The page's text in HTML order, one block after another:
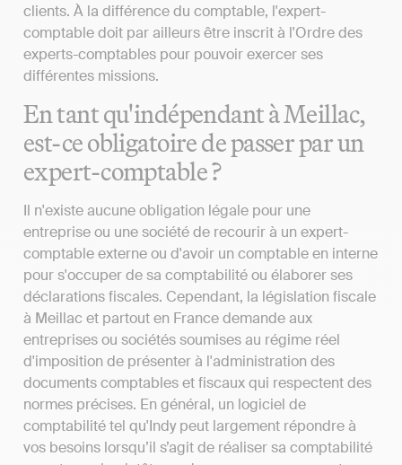
clients. À la différence du comptable, l'expert-
comptable doit par ailleurs être inscrit à l'Ordre des
experts-comptables pour pouvoir exercer ses
différentes missions.
En tant qu'indépendant à Meillac,
est-ce obligatoire de passer par un
expert-comptable ?
Il n'existe aucune obligation légale pour une
entreprise ou une société de recourir à un expert-
comptable externe ou d'avoir un comptable en interne
pour s'occuper de sa comptabilité ou élaborer ses
déclarations fiscales. Cependant, la législation fiscale
à Meillac et partout en France demande aux
entreprises ou sociétés soumises au régime réel
d'imposition de présenter à l'administration des
documents comptables et fiscaux qui respectent des
normes précises. En général, un logiciel de
comptabilité tel qu'Indy peut largement répondre à
vos besoins lorsqu’il s’agit de réaliser sa comptabilité